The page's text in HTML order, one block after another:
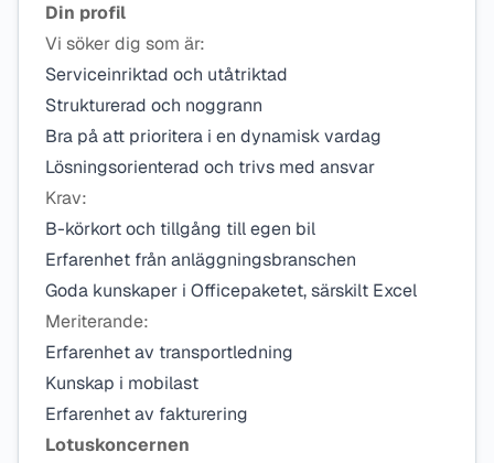
Din profil
Vi söker dig som är:
Serviceinriktad och utåtriktad
Strukturerad och noggrann
Bra på att prioritera i en dynamisk vardag
Lösningsorienterad och trivs med ansvar
Krav:
B-körkort och tillgång till egen bil
Erfarenhet från anläggningsbranschen
Goda kunskaper i Officepaketet, särskilt Excel
Meriterande:
Erfarenhet av transportledning
Kunskap i mobilast
Erfarenhet av fakturering
Lotuskoncernen